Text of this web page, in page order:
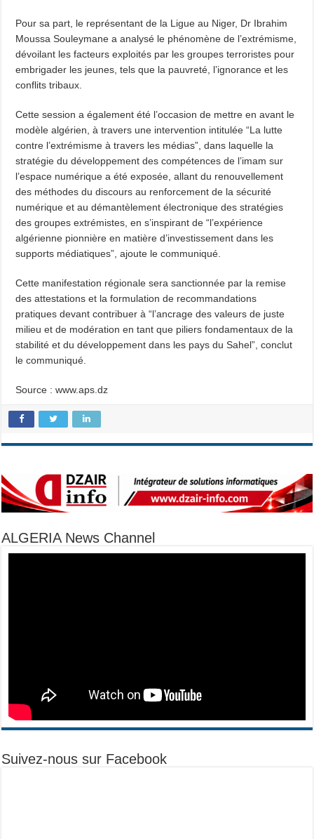
Pour sa part, le représentant de la Ligue au Niger, Dr Ibrahim
Moussa Souleymane a analysé le phénomène de l’extrémisme,
dévoilant les facteurs exploités par les groupes terroristes pour
embrigader les jeunes, tels que la pauvreté, l’ignorance et les
conflits tribaux.
Cette session a également été l’occasion de mettre en avant le
modèle algérien, à travers une intervention intitulée “La lutte
contre l’extrémisme à travers les médias”, dans laquelle la
stratégie du développement des compétences de l’imam sur
l’espace numérique a été exposée, allant du renouvellement
des méthodes du discours au renforcement de la sécurité
numérique et au démantèlement électronique des stratégies
des groupes extrémistes, en s’inspirant de “l’expérience
algérienne pionnière en matière d’investissement dans les
supports médiatiques”, ajoute le communiqué.
Cette manifestation régionale sera sanctionnée par la remise
des attestations et la formulation de recommandations
pratiques devant contribuer à “l’ancrage des valeurs de juste
milieu et de modération en tant que piliers fondamentaux de la
stabilité et du développement dans les pays du Sahel”, conclut
le communiqué.
Source : www.aps.dz
ALGERIA News Channel
Suivez-nous sur Facebook